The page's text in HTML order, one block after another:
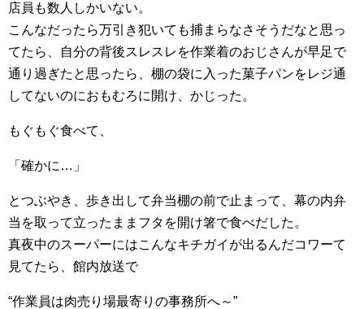
店員も数人しかいない。
こんなだったら万引き犯いても捕まらなさそうだなと思っ
てたら、自分の背後スレスレを作業着のおじさんが早足で
通り過ぎたと思ったら、棚の袋に入った菓子パンをレジ通
してないのにおもむろに開け、かじった。
もぐもぐ食べて、
「確かに…」
とつぶやき、歩き出して弁当棚の前で止まって、幕の内弁
当を取って立ったままフタを開け箸で食べだした。
真夜中のスーパーにはこんなキチガイが出るんだコワーて
見てたら、館内放送で
“作業員は肉売り場最寄りの事務所へ～”